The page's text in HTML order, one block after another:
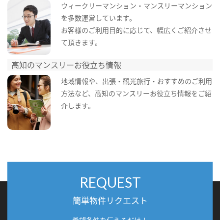
ウィークリーマンション・マンスリーマンション
を多数運営しています。
お客様のご利用目的に応じて、幅広くご紹介させ
て頂きます。
高知のマンスリーお役立ち情報
地域情報や、出張・観光旅行・おすすめのご利用
方法など、高知のマンスリーお役立ち情報をご紹
介します。
REQUEST
簡単物件リクエスト